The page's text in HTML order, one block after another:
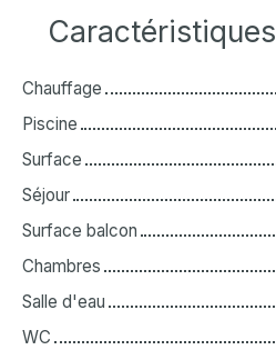
Caractéristiques
Chauffage
Piscine
Surface
Séjour
Surface balcon
Chambres
Salle d'eau
WC